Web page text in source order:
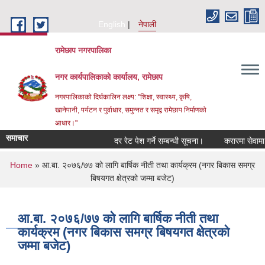
English
नेपाली
रामेछाप नगरपालिका
नगर कार्यपालिकाको कार्यालय, रामेछाप
नगरपालिकाको दिर्घकालिन लक्ष्य: "शिक्षा, स्वास्थ्य, कृषि,
खानेपानी, पर्यटन र पुर्वाधार, समुन्नत र समृद्व रामेछाप निर्माणको
आधार।"
समाचार दर रेट पेश गर्ने सम्बन्धी सूचना। करारमा सेवामा
You are here
Home » आ.बा. २०७६/७७ को लागि बार्षिक नीती तथा कार्यक्रम (नगर बिकास समग्र
बिषयगत क्षेत्रको जम्मा बजेट)
आ.बा. २०७६/७७ को लागि बार्षिक नीती तथा
कार्यक्रम (नगर बिकास समग्र बिषयगत क्षेत्रको
जम्मा बजेट)